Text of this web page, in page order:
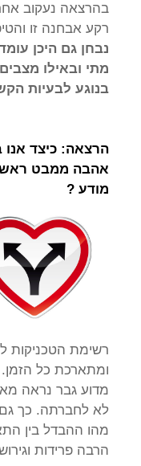
בהרצאה נעקוב
רקע אבחנה זו
נבחן גם היכן
מתי ובאילו
בנוגע לבעיות
הרצאה: כיצד אנו
אהבה ממבט
מודע ?
רשימת הטכניקות
ומתארכת כל
מדוע גבר נראה
לא לחברתה. כך גם
מהו ההבדל בין
הרבה פרידות